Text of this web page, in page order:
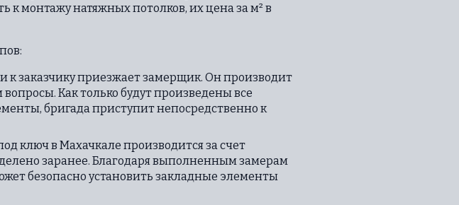
к монтажу натяжных потолков, их цена за м² в
заказчику приезжает замерщик. Он производит
Как только будут произведены все
бригада приступит непосредственно к
ключ в Махачкале производится за счет
заранее. Благодаря выполненным замерам
безопасно установить закладные элементы